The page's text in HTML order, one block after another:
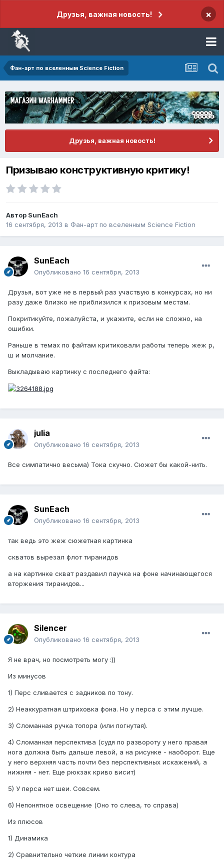
Друзья, важная новость! ×
Фан-арт по вселенным Science Fiction
Друзья, важная новость!
Призываю конструктивную критику!
Автор SunEach
16 сентября, 2013 в Фан-арт по вселенным Science Fiction
SunEach
Опубликовано 16 сентября, 2013
Друзья, вот уже не в первый раз участвую в конкурсах, но ни
разу даже близко не приблизился к призовым местам.
Покритикуйте, пожалуйста, и укажите, если не сложно, на
ошибки.
Раньше в темах по файтам критиковали работы теперь жеж р,
ш и молчание.
Выкладываю картинку с последнего файта:
julia
Опубликовано 16 сентября, 2013
Все симпатично весьма) Тока скучно. Сюжет бы какой-нить.
SunEach
Опубликовано 16 сентября, 2013
так ведь это жеж сюжетная картинка
скватов вырезал флот тиранидов
а на картинке скват раздавил паучка на фоне начинающегося
вторжения тиранидов...
Silencer
Опубликовано 16 сентября, 2013
Я не врач, но посмотреть могу :))
Из минусов
1) Перс сливается с задников по тону.
2) Неаккуратная штриховка фона. Но у перса с этим лучше.
3) Сломанная ручка топора (или погнутая).
4) Сломанная перспектива (судя по развороту у него правая
нога должна быть дальше левой, а на рисунке - наоборот. Еще
у него верхняя часть почти без перспективных искажений, а
нижняя - нет. Еще рюкзак криво висит)
5) У перса нет шеи. Совсем.
6) Непонятное освещение (Оно то слева, то справа)
Из плюсов
1) Динамика
2) Сравнительно четкие линии контура